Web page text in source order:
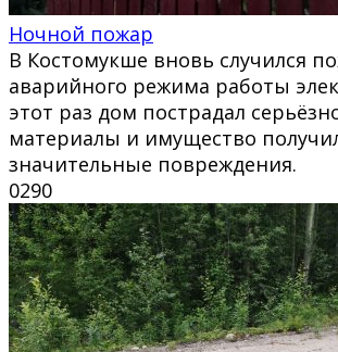
Ночной пожар
В Костомукше вновь случился
аварийного режима работы
этот раз дом пострадал
материалы и имущество
значительные повреждения.
0290